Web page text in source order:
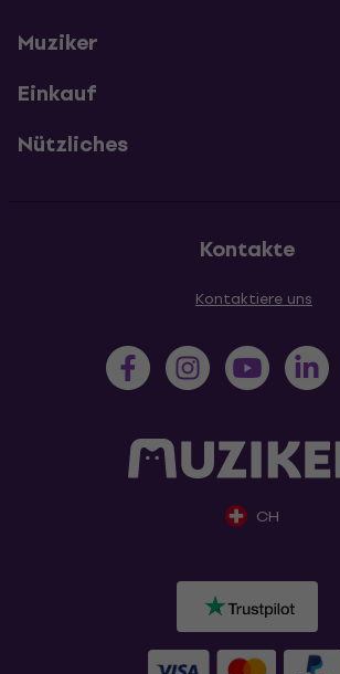
Muziker
Einkauf
Nützliches
Kontakte
Kontaktiere uns
CH